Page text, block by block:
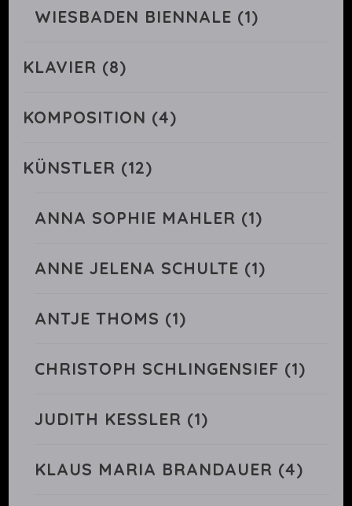
WIESBADEN BIENNALE (1)
KLAVIER (8)
KOMPOSITION (4)
KÜNSTLER (12)
ANNA SOPHIE MAHLER (1)
ANNE JELENA SCHULTE (1)
ANTJE THOMS (1)
CHRISTOPH SCHLINGENSIEF (1)
JUDITH KESSLER (1)
KLAUS MARIA BRANDAUER (4)